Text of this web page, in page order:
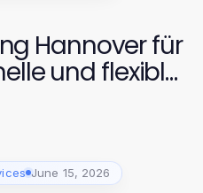
Hannover für
und flexible
June 15, 2026